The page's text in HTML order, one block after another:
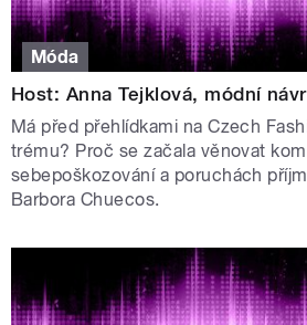
Móda
Host: Anna Tejklová, módní
Má před přehlídkami na Czech
trému? Proč se začala věnovat
sebepoškozování a poruchách
Barbora Chuecos.